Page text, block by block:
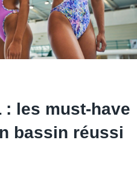
: les must-have
bassin réussi